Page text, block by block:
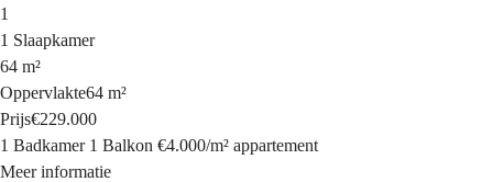
1
1 Slaapkamer
64 m²
Oppervlakte64 m²
Prijs€229.000
1 Badkamer 1 Balkon €4.000/m² appartement
Meer informatie